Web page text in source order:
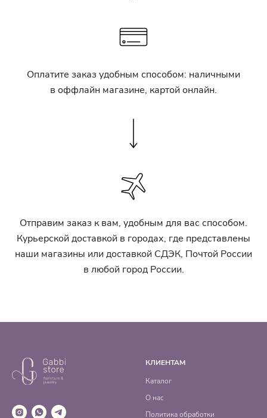
Оплатите заказ удобным способом: наличными
в оффлайн магазине, картой онлайн.
Отправим заказ к вам, удобным для вас способом.
Курьерской доставкой в городах, где представлены
наши магазины или доставкой СДЭК, Почтой России
в любой город России.
КЛИЕНТАМ
Каталог
О нас
Политика обработки